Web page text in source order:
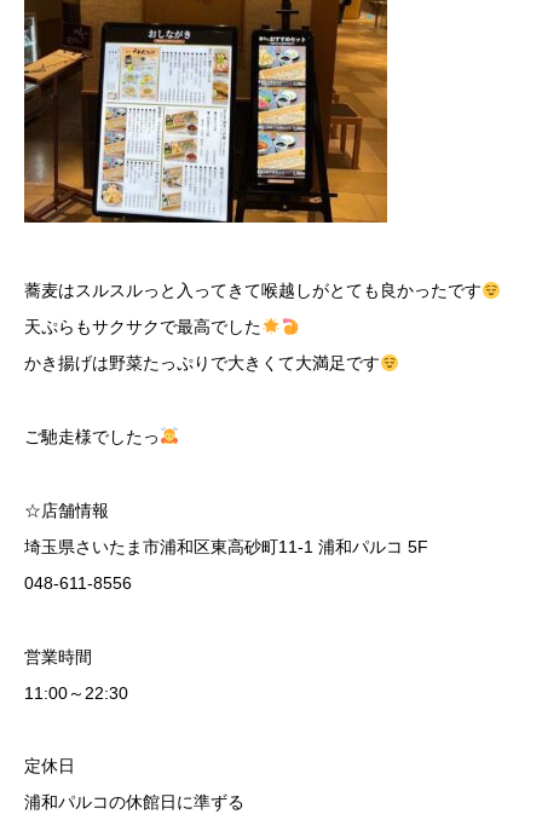
蕎麦はスルスルっと入ってきて喉越しがとても良かったです
天ぷらもサクサクで最高でした
かき揚げは野菜たっぷりで大きくて大満足です
ご馳走様でしたっ
☆店舗情報
埼玉県さいたま市浦和区東高砂町11-1 浦和パルコ 5F
048-611-8556
営業時間
11:00～22:30
定休日
浦和パルコの休館日に準ずる